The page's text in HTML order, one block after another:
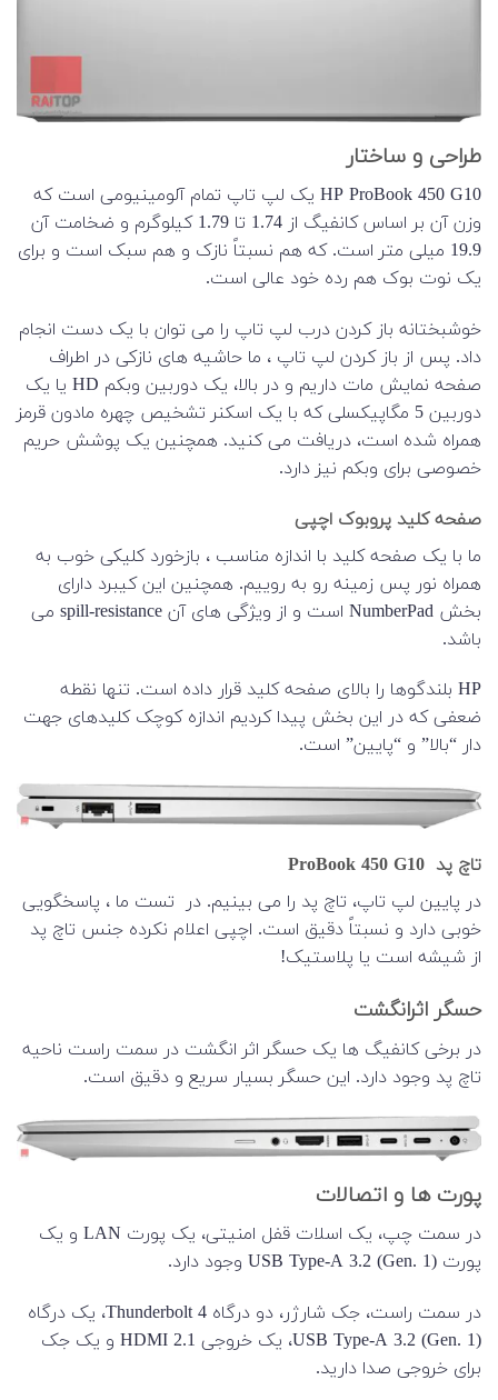
طراحی و ساختار
HP ProBook 450 G10 یک لپ تاپ تمام آلومینیومی است که
وزن آن بر اساس کانفیگ از 1.74 تا 1.79 کیلوگرم و ضخامت آن
19.9 میلی متر است. که هم نسبتاً نازک و هم سبک است و برای
یک نوت بوک هم رده خود عالی است.
خوشبختانه باز کردن درب لپ تاپ را می توان با یک دست انجام
داد. پس از باز کردن لپ تاپ ، ما حاشیه های نازکی در اطراف
صفحه نمایش مات داریم و در بالا، یک دوربین وبکم HD یا یک
دوربین 5 مگاپیکسلی که با یک اسکنر تشخیص چهره مادون قرمز
همراه شده است، دریافت می کنید. همچنین یک پوشش حریم
خصوصی برای وبکم نیز دارد.
صفحه کلید پروبوک اچپی
ما با یک صفحه کلید با اندازه مناسب ، بازخورد کلیکی خوب به
همراه نور پس زمینه رو به روییم. همچنین این کیبرد دارای
بخش NumberPad است و از ویژگی های آن spill-resistance می
باشد.
HP بلندگوها را بالای صفحه کلید قرار داده است. تنها نقطه
ضعفی که در این بخش پیدا کردیم اندازه کوچک کلیدهای جهت
دار “بالا” و “پایین” است.
تاچ پد ProBook 450 G10
در پایین لپ تاپ، تاچ پد را می بینیم. در تست ما ، پاسخگویی
خوبی دارد و نسبتاً دقیق است. اچپی اعلام نکرده جنس تاچ پد
از شیشه است یا پلاستیک!
حسگر اثرانگشت
در برخی کانفیگ ها یک حسگر اثر انگشت در سمت راست ناحیه
تاچ پد وجود دارد. این حسگر بسیار سریع و دقیق است.
پورت ها و اتصالات
در سمت چپ، یک اسلات قفل امنیتی، یک پورت LAN و یک
پورت USB Type-A 3.2 (Gen. 1) وجود دارد.
در سمت راست، جک شارژر، دو درگاه Thunderbolt 4، یک درگاه
USB Type-A 3.2 (Gen. 1)، یک خروجی HDMI 2.1 و یک جک
برای خروجی صدا دارید.